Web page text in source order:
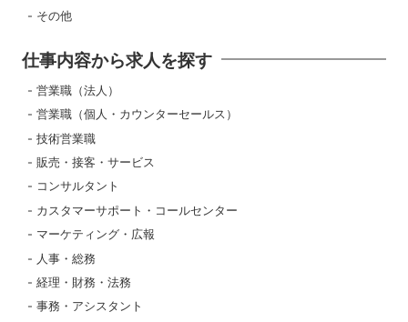
その他
仕事内容から求人を探す
営業職（法人）
営業職（個人・カウンターセールス）
技術営業職
販売・接客・サービス
コンサルタント
カスタマーサポート・コールセンター
マーケティング・広報
人事・総務
経理・財務・法務
事務・アシスタント